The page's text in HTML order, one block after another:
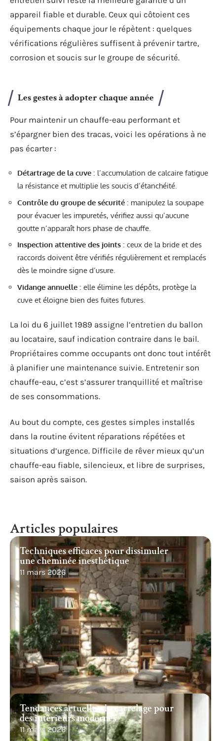
appareil fiable et durable. Ceux qui côtoient ces
équipements chaque jour le répètent : quelques
vérifications régulières suffisent à prévenir tartre,
corrosion et soucis sur le groupe de sécurité.
Les gestes à adopter chaque année
Pour maintenir un chauffe-eau performant et
s’épargner bien des tracas, voici les opérations à ne
pas écarter :
Détartrage de la cuve : l’accumulation de calcaire fatigue
la résistance et multiplie les soucis d’étanchéité.
Contrôle du groupe de sécurité : manipulez la soupape
pour évacuer les impuretés, vérifiez aussi qu’aucune
goutte n’apparaît hors phase de chauffe.
Inspection attentive des joints : ceux de la bride et des
raccords doivent être vérifiés régulièrement et remplacés
dès le moindre signe d’usure.
Vidange annuelle : elle élimine les dépôts, protège la
cuve et éloigne bien des fuites futures.
La loi du 6 juillet 1989 assigne l’entretien du ballon
au locataire, sauf indication contraire dans le bail.
Propriétaires comme occupants ont donc tout intérêt
à planifier une maintenance suivie. Entretenir son
chauffe-eau, c’est s’assurer tranquillité et maîtrise
de ses consommations.
Au bout du compte, ces gestes simples installés
dans la routine évitent réparations répétées et
situations d’urgence. Difficile de rêver mieux qu’un
chauffe-eau fiable, silencieux, et libre de surprises,
saison après saison.
Articles populaires
Techniques efficaces pour dissimuler
une cheminée inesthétique
11 mars 2026
Tendances actuelles du carrelage pour
des intérieurs modernes
11 mars 2026